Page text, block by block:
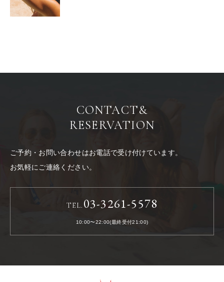
CONTACT&
RESERVATION
ご予約・お問い合わせはお電話で受け付けています。
お気軽にご連絡ください。
TEL. 03-3261-5578
10:00〜22:00(最終受付21:00)